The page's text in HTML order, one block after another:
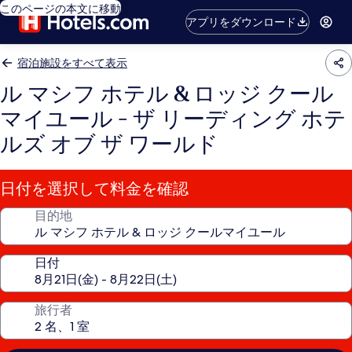
このページの本文に移動
アプリをダウンロード
宿泊施設をすべて表示
ル マシフ ホテル & ロッジ クール
マイユール - ザ リーディング ホテ
ルズ オブ ザ ワールド
日付を選択して料金を確認
目的地
日付
旅行者